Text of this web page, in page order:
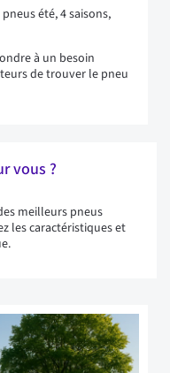
été, 4 saisons,
à un besoin
de trouver le pneu
vous ?
meilleurs pneus
les caractéristiques et